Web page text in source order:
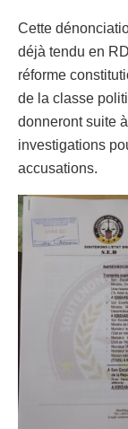
Cette
déjà tendu en
réforme
de la classe
donneront suite
investigations
accusations.